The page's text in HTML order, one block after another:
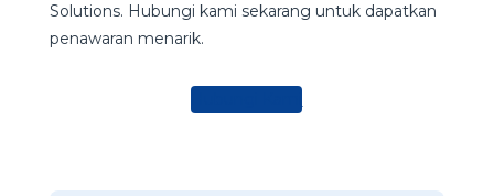
Solutions. Hubungi kami sekarang untuk dapatkan
penawaran menarik.